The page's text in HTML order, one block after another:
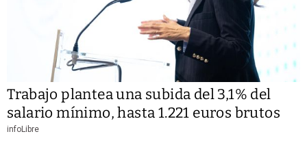
Trabajo plantea una subida del 3,1% del
salario mínimo, hasta 1.221 euros brutos
infoLibre